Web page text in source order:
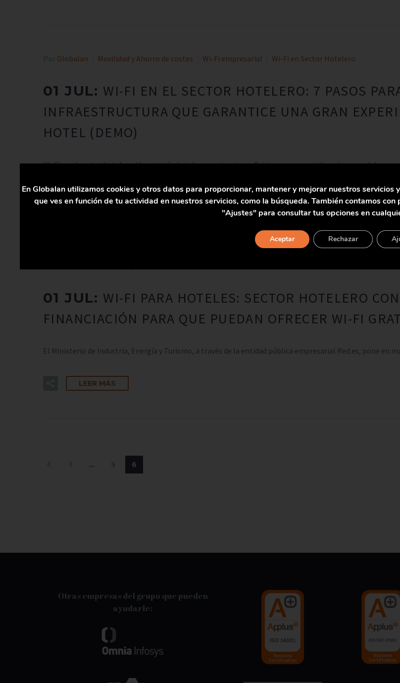
Globalan Movilidad y Ahorro de costes Wi-Fi empresarial Wi-Fi en Sector Hotelero
01 JUL: WI-FI EN EL SECTOR HOTELERO: 7 PASOS
INFRAESTRUCTURA QUE GARANTICE UNA GRAN
HOTEL (DEMO)
Wi-Fi en el sector hotelero / Ingeniería de telecomunicaciones Existen unos requisitos clave que debe
LEER MÁS
01 JUL: WI-FI PARA HOTELES: SECTOR HOTELERO
FINANCIACIÓN PARA QUE PUEDAN OFRECER WI-FI
El Ministerio de Industria, Energía y Turismo, a través de la entidad pública empresarial Red.es, pone en
LEER MÁS
… 6
Otras empresas del grupo que pueden
ayudarle:
En Globalan utilizamos cookies y otros datos para proporcionar, mantener y mejorar nuestros
que ves en función de tu actividad en nuestros servicios, como la búsqueda. También contamos
"Ajustes" para consultar tus opciones en
Aceptar Rechazar